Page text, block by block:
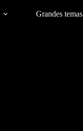
Grandes temas